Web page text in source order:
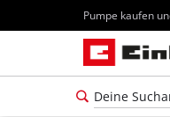
Pumpe kaufen